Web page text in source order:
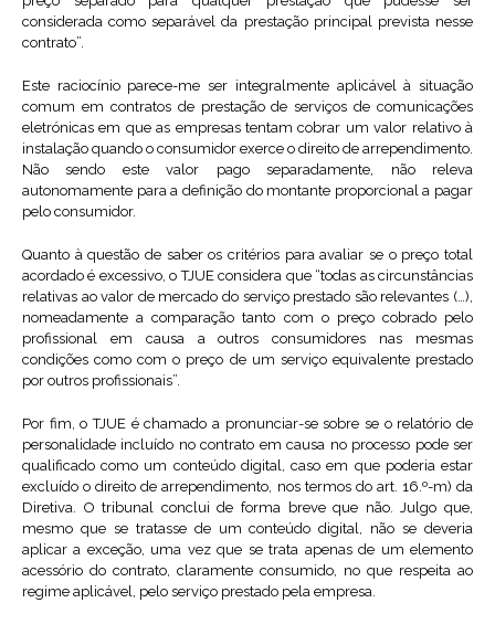
considerada como separável da prestação principal prevista nesse
contrato”.
Este raciocínio parece-me ser integralmente aplicável à situação
comum em contratos de prestação de serviços de comunicações
eletrónicas em que as empresas tentam cobrar um valor relativo à
instalação quando o consumidor exerce o direito de arrependimento.
Não sendo este valor pago separadamente, não releva
autonomamente para a definição do montante proporcional a pagar
pelo consumidor.
Quanto à questão de saber os critérios para avaliar se o preço total
acordado é excessivo, o TJUE considera que “todas as circunstâncias
relativas ao valor de mercado do serviço prestado são relevantes (…),
nomeadamente a comparação tanto com o preço cobrado pelo
profissional em causa a outros consumidores nas mesmas
condições como com o preço de um serviço equivalente prestado
por outros profissionais”.
Por fim, o TJUE é chamado a pronunciar-se sobre se o relatório de
personalidade incluído no contrato em causa no processo pode ser
qualificado como um conteúdo digital, caso em que poderia estar
excluído o direito de arrependimento, nos termos do art. 16.º-m) da
Diretiva. O tribunal conclui de forma breve que não. Julgo que,
mesmo que se tratasse de um conteúdo digital, não se deveria
aplicar a exceção, uma vez que se trata apenas de um elemento
acessório do contrato, claramente consumido, no que respeita ao
regime aplicável, pelo serviço prestado pela empresa.